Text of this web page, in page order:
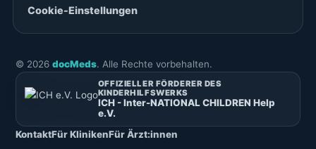
Cookie-Einstellungen
© 2026 docMeds. Alle Rechte vorbehalten.
OFFIZIELLER FÖRDERER DES
KINDERHILFSWERKS
ICH - Inter-NATIONAL CHILDREN Help
e.V.
KontaktFür KlinikenFür Ärzt:innen